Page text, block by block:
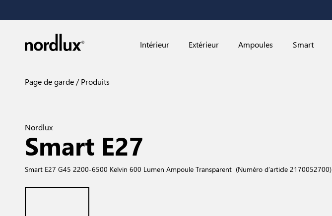
Intérieur Extérieur Ampoules Smart
Page de garde Produits
Nordlux
Smart E27
Smart E27 G45 2200-6500 Kelvin 600 Lumen Ampoule Transparent (Numéro d’article 2170052700)